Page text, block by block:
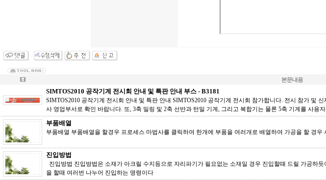
본문내용
SIMTOS2010 공작기계 전시회 안내 및 특판 안내 부스 - B3181
SIMTOS2010 공작기계 전시회 안내 및 특판 안내 SIMTOS2010 공작기계 전시회 참가합니다. 전시 참가 및
사 영업부서로 확인 바랍니다. 또, 3축 밀링 및 2축 선반과 턴밀 기계, 그리고 복합기는 물론 5축 기계를 사용
부품배열
부품배열 부품배열을 할경우 프로세스 마법사를 클릭하여 한개에 부품을 여러개로 배열하여 가공을 할 경우
진입방법
진입방법 진입방법은 소재가 아크릴 수지등으로 자리파기가 필요없는 소재일 경우 진입할때 드릴 가공하
을 할때 여러번 나누어 진입하는 명령이다